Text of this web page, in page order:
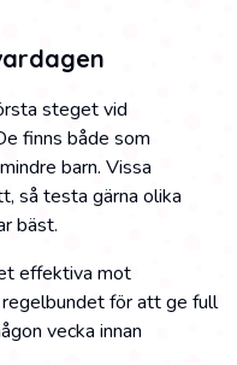
steget vid
finns både som
barn. Vissa
så testa gärna olika
bäst.
effektiva mot
för att ge full
vecka innan